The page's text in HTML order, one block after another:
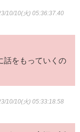
10/10(火) 05:36:37.40
話をもっていくの
10/10(火) 05:33:18.58